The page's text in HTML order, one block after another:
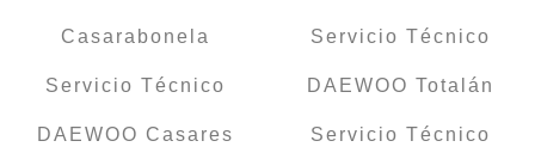
Casarabonela
Servicio Técnico
DAEWOO Casares
Servicio Técnico
DAEWOO Totalán
Servicio Técnico